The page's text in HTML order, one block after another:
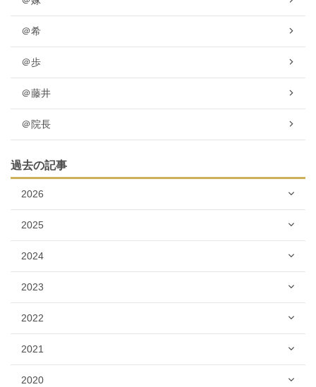
＠希
＠歩
＠藤井
＠院長
過去の記事
2026
2025
2024
2023
2022
2021
2020